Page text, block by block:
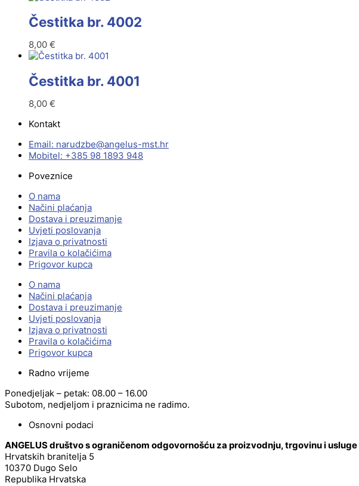
Čestitka br. 4002
8,00 €
Čestitka br. 4001
8,00 €
Kontakt
Email:
rh.tsm-sulegna
@ebzduran
Mobitel: +385 98 1893 948
Poveznice
O nama
Načini plaćanja
Dostava i preuzimanje
Uvjeti poslovanja
Izjava o privatnosti
Pravila o kolačićima
Prigovor kupca
O nama
Načini plaćanja
Dostava i preuzimanje
Uvjeti poslovanja
Izjava o privatnosti
Pravila o kolačićima
Prigovor kupca
Radno vrijeme
Ponedjeljak – petak: 08.00 – 16.00
Subotom, nedjeljom i praznicima ne radimo.
Osnovni podaci
ANGELUS društvo s ograničenom odgovornošću za proizvodnju, trgovinu i usluge
Hrvatskih branitelja 5
10370 Dugo Selo
Republika Hrvatska